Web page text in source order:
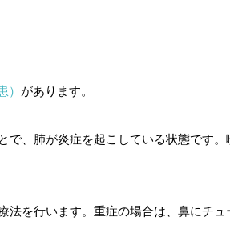
） があります。
で、肺が炎症を起こしている状態です。
法を行います。重症の場合は、鼻にチ